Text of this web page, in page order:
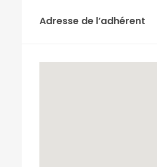
Adresse de l’adhérent